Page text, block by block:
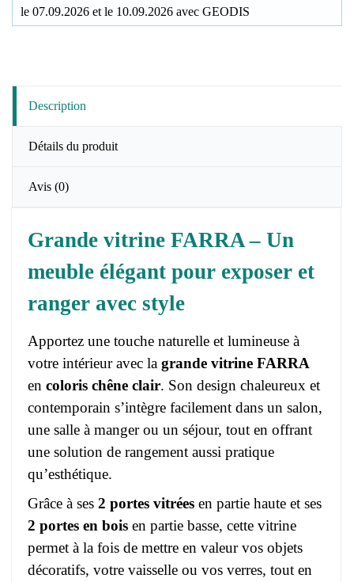
le 07.09.2026 et le 10.09.2026 avec GEODIS
Description
Détails du produit
Avis (0)
Grande vitrine FARRA – Un
meuble élégant pour exposer et
ranger avec style
Apportez une touche naturelle et lumineuse à
votre intérieur avec la grande vitrine FARRA
en coloris chêne clair. Son design chaleureux et
contemporain s’intègre facilement dans un salon,
une salle à manger ou un séjour, tout en offrant
une solution de rangement aussi pratique
qu’esthétique.
Grâce à ses 2 portes vitrées en partie haute et ses
2 portes en bois en partie basse, cette vitrine
permet à la fois de mettre en valeur vos objets
décoratifs, votre vaisselle ou vos verres, tout en